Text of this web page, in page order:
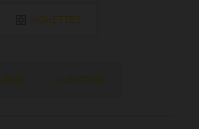
VIGNETTES
PRIX ALÉATOIRE